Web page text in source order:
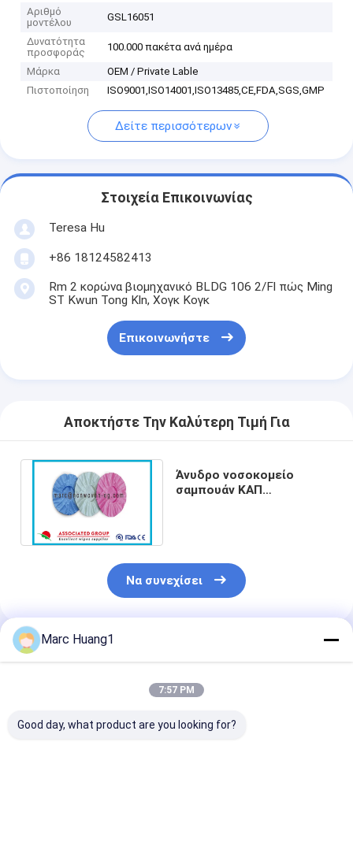
Αριθμό
μοντέλου
GSL16051
Δυνατότητα
προσφοράς
100.000 πακέτα ανά ημέρα
Μάρκα
OEM / Private Lable
Πιστοποίηση
ISO9001,ISO14001,ISO13485,CE,FDA,SGS,GMP
Δείτε περισσότερων
Στοιχεία Επικοινωνίας
Teresa Hu
+86 18124582413
Rm 2 κορώνα βιομηχανικό BLDG 106 2/Fl πώς Ming
ST Kwun Tong Kln, Χογκ Κογκ
Επικοινωνήστε
Αποκτήστε Την Καλύτερη Τιμή Για
Άνυδρο νοσοκομείο
σαμπουάν ΚΑΠ
Να συνεχίσει
Συνιστώμενα Προϊόντα
Marc Huang1
7:57 PM
Good day, what product are you looking for?